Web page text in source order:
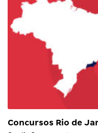
Concursos Rio de